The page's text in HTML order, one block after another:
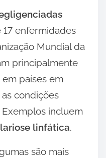
enfermidades
Mundial da
principalmente
países em
condições
Exemplos incluem
linfática.
são mais